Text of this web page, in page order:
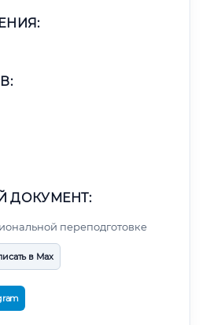
ДОКУМЕНТ:
переподготовке
в Max